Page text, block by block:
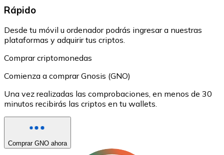
Rápido
Desde tu móvil u ordenador podrás ingresar a nuestras
plataformas y adquirir tus criptos.
Comprar criptomonedas
Comienza a comprar Gnosis (GNO)
Una vez realizadas las comprobaciones, en menos de 30
minutos recibirás las criptos en tu wallets.
Comprar GNO ahora